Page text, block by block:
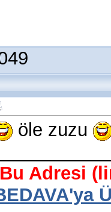
öle zuzu
Adresi